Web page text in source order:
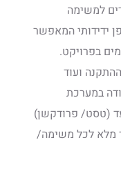
למשימה
ידידותי המאפשר
בפרויקט.
ועוד
במערכת
(טסט/ פרודקשן)